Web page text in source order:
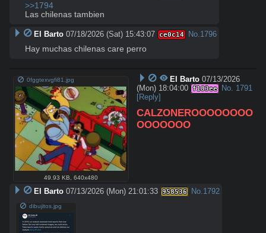
>>1794
Las chilenas tambien
El Barto 07/18/2026 (Sat) 15:43:07 ce0c14 No. 1796
Hay muchas chilenas care perro
0fggtexvgfi81.jpg
49.93 KB ,640x480
El Barto 07/13/2026
(Mon) 18:04:00 f183ee No. 1791
[Reply]
CALZONEROOOOOOOO
OOOOOOO
El Barto 07/13/2026 (Mon) 21:01:33 958536 No.1792
dibujitos.jpg